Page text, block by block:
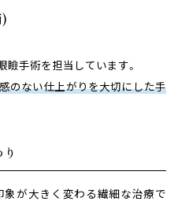
瞼手術を担当しています。
のない仕上がりを大切にした手
象が大きく変わる繊細な治療で